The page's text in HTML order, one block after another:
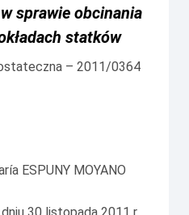
sprawie obcinania
statków
– 2011/0364
ESPUNY MOYANO